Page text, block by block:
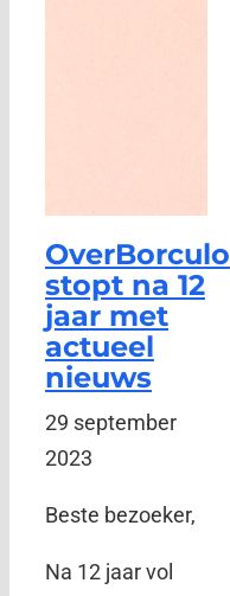
OverBorculo
stopt na 12
jaar met
actueel
nieuws
29 september
2023
Beste bezoeker,
Na 12 jaar vol